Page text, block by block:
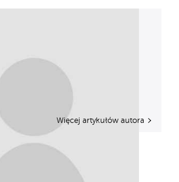
Więcej artykułów autora